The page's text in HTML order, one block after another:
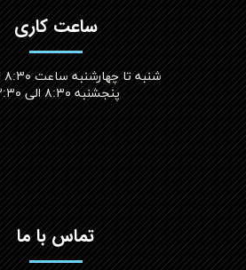
ساعت کاری
شنبه تا چهارشنبه ساعت ۸:۳۰ الی ۱۳:۳۰
پنجشنبه ۸:۳۰ الی ۱۲:۳۰​​​​​​​
تماس با ما